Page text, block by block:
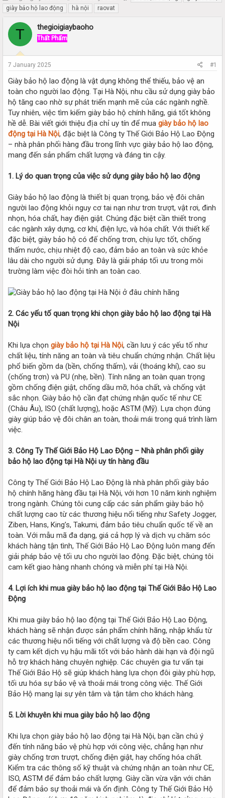
h
r
e
d
a
r
t
e
r
t
a
r
giày bảo hộ lao động
hà nội raovat
T thegioigiaybaoho
Thất Phẩm
7 January 2025 #1
Giày bảo hộ lao động là vật dụng không thể thiếu, bảo vệ an
toàn cho người lao động. Tại Hà Nội, nhu cầu sử dụng giày bảo
hộ tăng cao nhờ sự phát triển mạnh mẽ của các ngành nghề.
Tuy nhiên, việc tìm kiếm giày bảo hộ chính hãng, giá tốt không
hề dễ. Bài viết giới thiệu địa chỉ uy tín để mua giày bảo hộ lao
động tại Hà Nội, đặc biệt là Công ty Thế Giới Bảo Hộ Lao Động
– nhà phân phối hàng đầu trong lĩnh vực giày bảo hộ lao động,
mang đến sản phẩm chất lượng và đáng tin cậy.
1. Lý do quan trọng của việc sử dụng giày bảo hộ lao động
Giày bảo hộ lao động là thiết bị quan trọng, bảo vệ đôi chân
người lao động khỏi nguy cơ tai nạn như trơn trượt, vật rơi, đinh
nhọn, hóa chất, hay điện giật. Chúng đặc biệt cần thiết trong
các ngành xây dựng, cơ khí, điện lực, và hóa chất. Với thiết kế
đặc biệt, giày bảo hộ có đế chống trơn, chịu lực tốt, chống
thấm nước, chịu nhiệt độ cao, đảm bảo an toàn và sức khỏe
lâu dài cho người sử dụng. Đây là giải pháp tối ưu trong môi
trường làm việc đòi hỏi tính an toàn cao.
2. Các yếu tố quan trọng khi chọn giày bảo hộ lao động tại Hà
Nội
Khi lựa chọn giày bảo hộ tại Hà Nội, cần lưu ý các yếu tố như
chất liệu, tính năng an toàn và tiêu chuẩn chứng nhận. Chất liệu
phổ biến gồm da (bền, chống thấm), vải (thoáng khí), cao su
(chống trơn) và PU (nhẹ, bền). Tính năng an toàn quan trọng
gồm chống điện giật, chống dầu mỡ, hóa chất, và chống vật
sắc nhọn. Giày bảo hộ cần đạt chứng nhận quốc tế như CE
(Châu Âu), ISO (chất lượng), hoặc ASTM (Mỹ). Lựa chọn đúng
giày giúp bảo vệ đôi chân an toàn, thoải mái trong quá trình làm
việc.
3. Công Ty Thế Giới Bảo Hộ Lao Động – Nhà phân phối giày
bảo hộ lao động tại Hà Nội uy tín hàng đầu
Công ty Thế Giới Bảo Hộ Lao Động là nhà phân phối giày bảo
hộ chính hãng hàng đầu tại Hà Nội, với hơn 10 năm kinh nghiệm
trong ngành. Chúng tôi cung cấp các sản phẩm giày bảo hộ
chất lượng cao từ các thương hiệu nổi tiếng như Safety Jogger,
Ziben, Hans, King’s, Takumi, đảm bảo tiêu chuẩn quốc tế về an
toàn. Với mẫu mã đa dạng, giá cả hợp lý và dịch vụ chăm sóc
khách hàng tận tình, Thế Giới Bảo Hộ Lao Động luôn mang đến
giải pháp bảo vệ tối ưu cho người lao động. Đặc biệt, chúng tôi
cam kết giao hàng nhanh chóng và miễn phí tại Hà Nội.
4. Lợi ích khi mua giày bảo hộ lao động tại Thế Giới Bảo Hộ Lao
Động
Khi mua giày bảo hộ lao động tại Thế Giới Bảo Hộ Lao Động,
khách hàng sẽ nhận được sản phẩm chính hãng, nhập khẩu từ
các thương hiệu nổi tiếng với chất lượng và độ bền cao. Công
ty cam kết dịch vụ hậu mãi tốt với bảo hành dài hạn và đội ngũ
hỗ trợ khách hàng chuyên nghiệp. Các chuyên gia tư vấn tại
Thế Giới Bảo Hộ sẽ giúp khách hàng lựa chọn đôi giày phù hợp,
tối ưu hóa sự bảo vệ và thoải mái trong công việc. Thế Giới
Bảo Hộ mang lại sự yên tâm và tận tâm cho khách hàng.
5. Lời khuyên khi mua giày bảo hộ lao động
Khi lựa chọn giày bảo hộ lao động tại Hà Nội, bạn cần chú ý
đến tính năng bảo vệ phù hợp với công việc, chẳng hạn như
giày chống trơn trượt, chống điện giật, hay chống hóa chất.
Kiểm tra các thông số kỹ thuật và chứng nhận an toàn như CE,
ISO, ASTM để đảm bảo chất lượng. Giày cần vừa vặn với chân
để đảm bảo sự thoải mái và ổn định. Công ty Thế Giới Bảo Hộ